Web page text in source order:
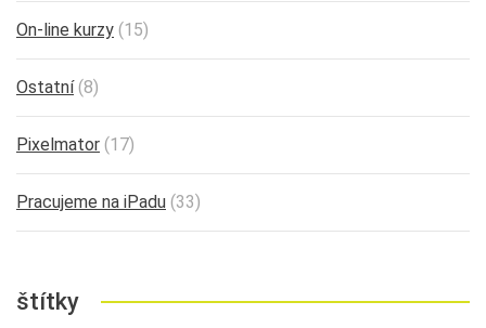
On-line kurzy (15)
Ostatní(8)
Pixelmator (17)
Pracujeme na iPadu (33)
štítky